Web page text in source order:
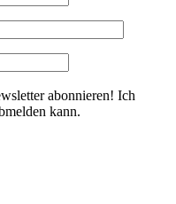
abonnieren! Ich
kann.